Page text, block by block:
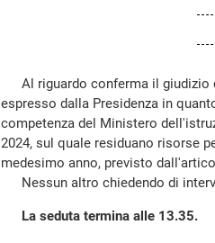
Al riguardo conferma il giudizio
espresso dalla Presidenza in
competenza del Ministero
2024, sul quale residuano risorse
medesimo anno, previsto
Nessun altro chiedendo di
La seduta termina alle 13.35.